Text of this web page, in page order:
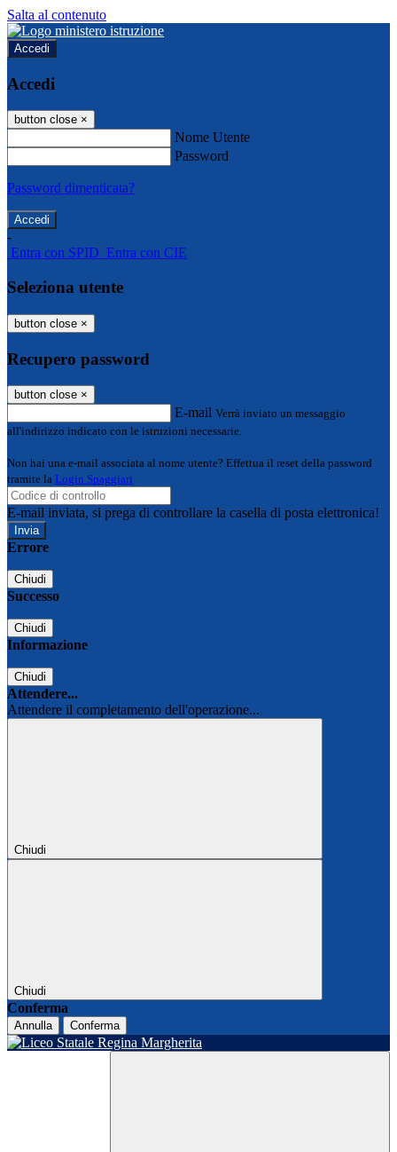
Salta al contenuto
Accedi
Accedi
button close ×
Nome Utente
Password
Password dimenticata?
-
Entra con SPID Entra con CIE
Seleziona utente
button close ×
Recupero password
button close ×
E-mail Verrà inviato un messaggio
all'indirizzo indicato con le istruzioni necessarie.
Non hai una e-mail associata al nome utente? Effettua il reset della password
tramite la Login Spaggiari
E-mail inviata, si prega di controllare la casella di posta elettronica!
Errore
Chiudi
Successo
Chiudi
Informazione
Chiudi
Attendere...
Attendere il completamento dell'operazione...
Chiudi
Chiudi
Conferma
Annulla Conferma